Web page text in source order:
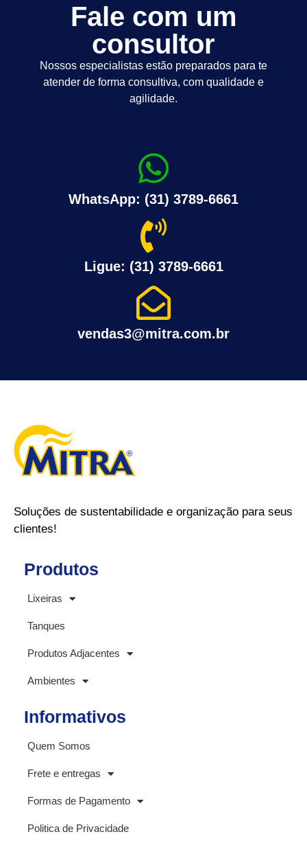
Fale com um
consultor
Nossos especialistas estão preparados para te
atender de forma consultiva, com qualidade e
agilidade.
WhatsApp: (31) 3789-6661
Ligue: (31) 3789-6661
vendas3@mitra.com.br
Soluções de sustentabilidade e organização para seus
clientes!
Produtos
Lixeiras
Tanques
Produtos Adjacentes
Ambientes
Informativos
Quem Somos
Frete e entregas
Formas de Pagamento
Politica de Privacidade